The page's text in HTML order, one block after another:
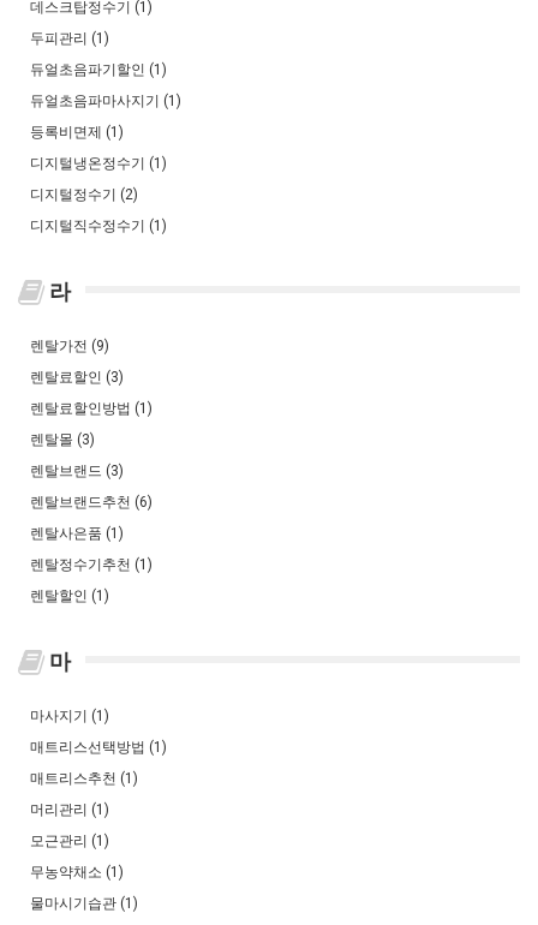
데스크탑정수기 (1)
두피관리 (1)
듀얼초음파기할인 (1)
듀얼초음파마사지기 (1)
등록비면제 (1)
디지털냉온정수기 (1)
디지털정수기 (2)
디지털직수정수기 (1)
라
렌탈가전 (9)
렌탈료할인 (3)
렌탈료할인방법 (1)
렌탈몰 (3)
렌탈브랜드 (3)
렌탈브랜드추천 (6)
렌탈사은품 (1)
렌탈정수기추천 (1)
렌탈할인 (1)
마
마사지기 (1)
매트리스선택방법 (1)
매트리스추천 (1)
머리관리 (1)
모근관리 (1)
무농약채소 (1)
물마시기습관 (1)